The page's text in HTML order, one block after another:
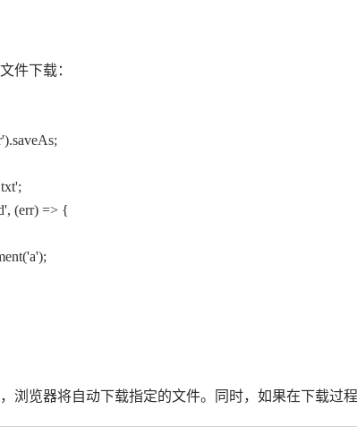
件下载：
(err) => {
浏览器将自动下载指定的文件。同时，如果在下载过